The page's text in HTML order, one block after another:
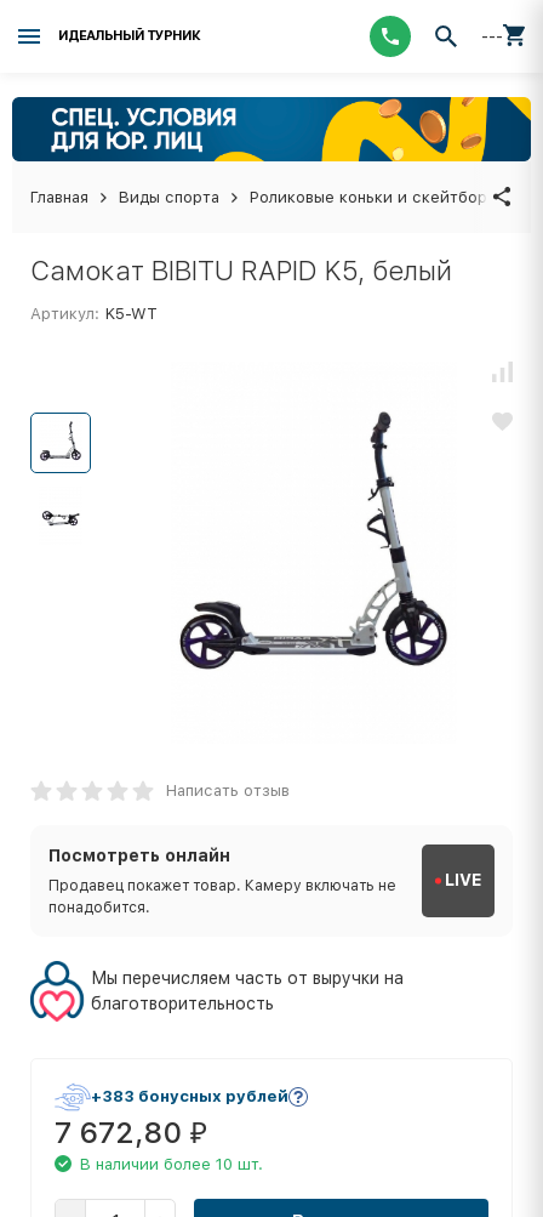
ИДЕАЛЬНЫЙ ТУРНИК ---
Главная Виды спорта Роликовые коньки и скейтборды
Самокат BIBITU RAPID K5, белый
Артикул: K5-WT
Написать отзыв
Посмотреть онлайн
Продавец покажет товар. Камеру включать не
понадобится.
LIVE
Мы перечисляем часть от выручки на
благотворительность
+383 бонусных рублей
7 672,80 ₽
В наличии более 10 шт.